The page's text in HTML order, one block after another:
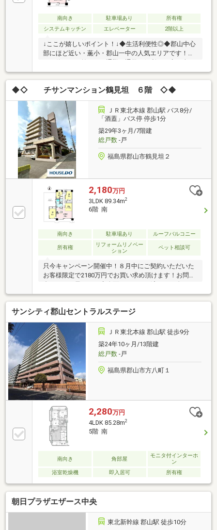
南向き 駐車場あり
所有権
システムキッチン
エレベーター 2階以上
↓ここが嬉しいポイント！↓◆生活利便性◎◆郡山中心
部にほど近い・薫小・郡山一中の人気エリアです！
バス停も目の前にあり通勤・通学に便利です◆日当た
り良好◎ワイドバルコニー♪◆3LDKの使いやすい間取
り ご家族でも、単身でも丁度いい広さです♪◆L型キ
ッチンで動線短く作業効率UP♪ キッチンから洗面室
へつながる扉もあり家事を最大限にやりやすくする間
取りです♪◆文化通り・内環状線へのアクセス◎ご購
入までの流れ、住宅ローンのこと、保険のこと、住ま
いの全てを見て・聞いて・相談できる！ハウスドゥ郡
山菜根では、お客様のご要望に真摯に耳を傾け情報を
より迅速にお届けします！
◆◇ チサンマンション鶴見坦 ６階 ◇◆
ＪＲ東北本線 郡山駅 バス8分/
「酒蓋」バス停 停歩1分
築29年3ヶ月/7階建
総戸数-戸
福島県郡山市鶴見坦２
2,180万円
3LDK 89.34m2
6階 南
南向き 駐車場あり ルーフバルコニー
所有権
リフォームリノベー
ション
ペット相談可
只今キャンペーン開催中！８月中にご契約いただいた
お客様限定で2180万円でお買い求め頂けます！お問い
合わせはお早めに！◆全面リフォーム済！ お金のか
かる水回り・給湯器（追い炊き機能もうれしいポイン
ト♪）・エアコン交換も済！◆ゆとりある3LDKのファ
ミリータイプ！22.7帖ひろびろリビングで家族団らん
◆6階 日当たり良好◎広々ルーフバルコニーは上層階
角部屋の特権◆2WAYキッチンは家事動線◎家事を最
大限にラクする間取り◆ 希 少 なペット飼育可マンシ
ョン！家族の一員、ワンちゃん猫ちゃんと一緒に暮ら
せます！（飼育細則あり）◆酒蓋公園まで徒歩2分！
お子さんや、愛犬のお散歩に◎
サンシティ郡山セントラルステージ
ＪＲ東北本線 郡山駅 徒歩9分
築24年10ヶ月/13階建
総戸数-戸
福島県郡山市方八町１
2,280万円
4LDK 85.28m2
5階 南
南向き 角部屋
モニタ付インターホ
ン
浴室乾燥機
即入居可 所有権
朝日プラザエザース中央
東北新幹線 郡山駅 徒歩10分